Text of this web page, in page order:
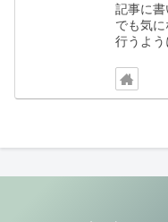
記事に
でも気
行うよう